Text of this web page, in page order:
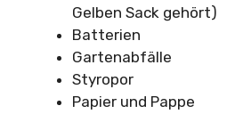
Gelben Sack gehört)
Batterien
Gartenabfälle
Styropor
Papier und Pappe